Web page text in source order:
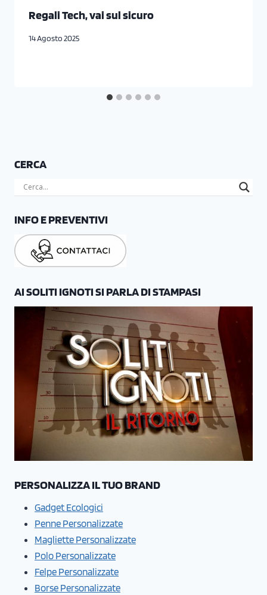
Regali Tech, vai sul sicuro
14 Agosto 2025
CERCA
INFO E PREVENTIVI
AI SOLITI IGNOTI SI PARLA DI STAMPASI
PERSONALIZZA IL TUO BRAND
Gadget Ecologici
Penne Personalizzate
Magliette Personalizzate
Polo Personalizzate
Felpe Personalizzate
Borse Personalizzate